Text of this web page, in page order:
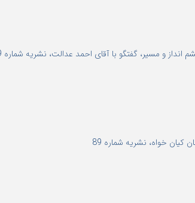
و مسیر، گفتگو با آقای احمد عدالت، نشریه شماره 89
کیان خواه، نشریه شماره 89